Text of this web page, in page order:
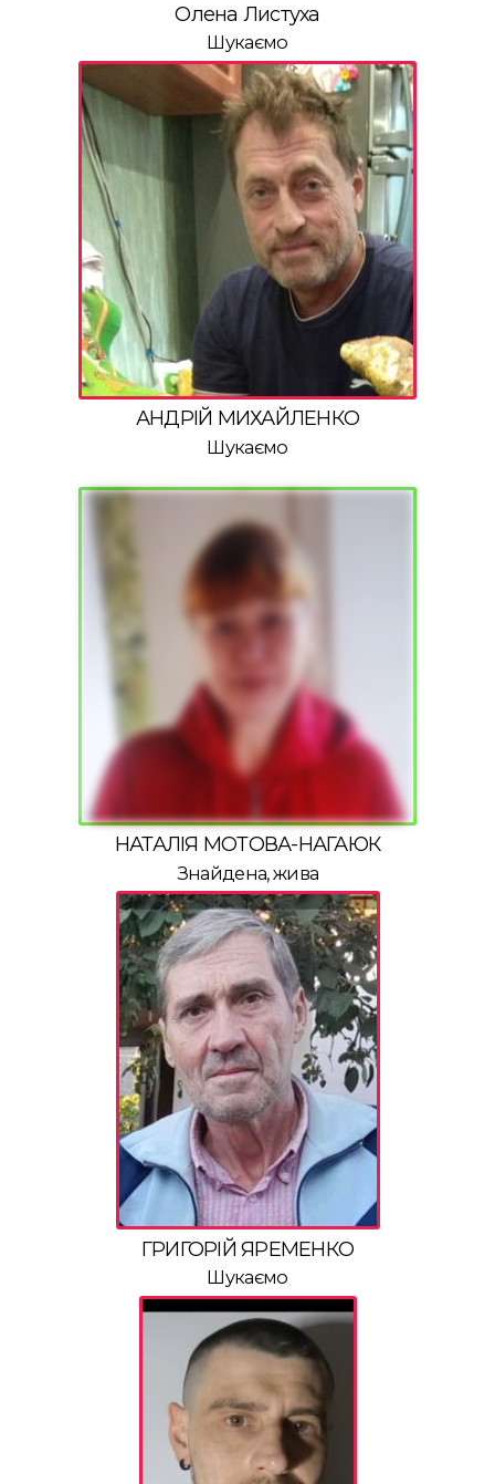
Олена Листуха
Шукаємо
АНДРІЙ МИХАЙЛЕНКО
Шукаємо
НАТАЛІЯ МОТОВА-НАГАЮК
Знайдена, жива
ГРИГОРІЙ ЯРЕМЕНКО
Шукаємо